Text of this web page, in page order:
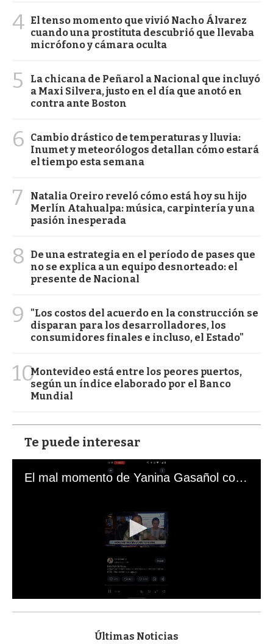
4 El tenso momento que vivió Nacho Álvarez
cuando una prostituta descubrió que llevaba
micrófono y cámara oculta
5
La chicana de Peñarol a Nacional que incluyó
a Maxi Silvera, justo en el día que anotó en
contra ante Boston
6
Cambio drástico de temperaturas y lluvia:
Inumet y meteorólogos detallan cómo estará
el tiempo esta semana
7
Natalia Oreiro reveló cómo está hoy su hijo
Merlín Atahualpa: música, carpintería y una
pasión inesperada
8
De una estrategia en el período de pases que
no se explica a un equipo desnorteado: el
presente de Nacional
9
"Los costos del acuerdo en la construcción se
disparan para los desarrolladores, los
consumidores finales e incluso, el Estado"
10Montevideo está entre los peores puertos,
según un índice elaborado por el Banco
Mundial
Te puede interesar
El mal momento de Yanina Gasañol con un hincha argentino en "Subrayado"
s
Últimas Noticias